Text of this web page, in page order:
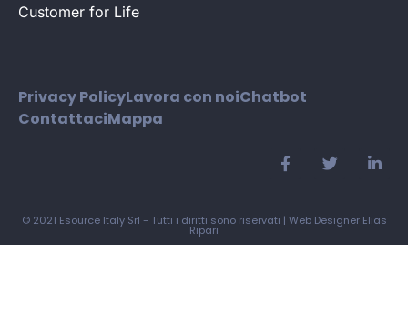
Customer for Life
Privacy PolicyLavora con noiChatbot
ContattaciMappa
© 2021 Esource Italy Srl - Tutti i diritti sono riservati | Web Designer Elias
Ripari